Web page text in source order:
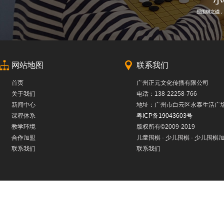
网站地图
首页
关于我们
新闻中心
课程体系
教学环境
合作加盟
联系我们
联系我们
广州正元文化传播有限公司
电话：138-22258-766
地址：广州市白云区永泰生活广
粤ICP备19043603号
版权所有©2009-2019
儿童围棋 · 少儿围棋 · 少儿围棋
联系我们